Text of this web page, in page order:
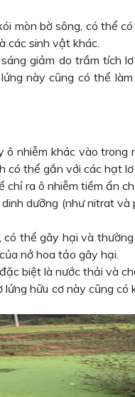
mòn bờ sông, có thể
các sinh vật khác.
giảm do trầm tích
này cũng có thể
nhiễm khác vào trong
có thể gắn với các hạt
ra ô nhiễm tiềm ẩn
dưỡng (như nitrat
thể gây hại và
nở hoa tảo gây hại.
biệt là nước thải và
hữu cơ này cũng có